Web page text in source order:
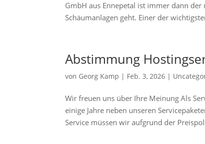
GmbH aus Ennepetal ist immer dann
Schäumanlagen geht. Einer der
Abstimmung
von Georg Kamp | Feb. 3, 2026 |
Wir freuen uns über Ihre Meinung Als
einige Jahre neben unseren
Service müssen wir aufgrund der